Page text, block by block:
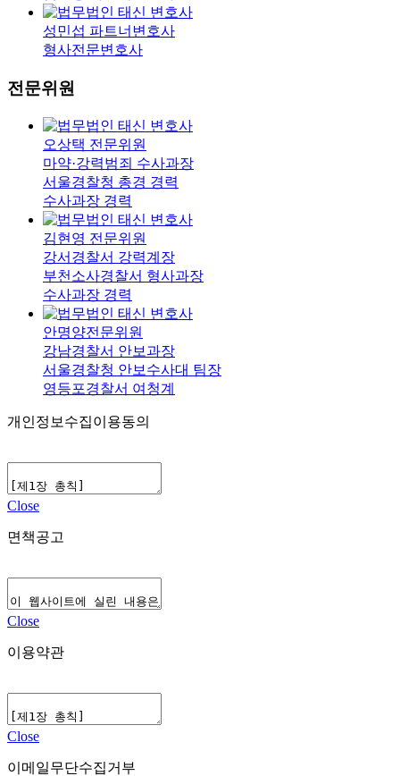
성민섭 파트너변호사
형사전문변호사
전문위원
오상택 전문위원
마약·강력범죄 수사과장
서울경찰청 총경 경력
수사과장 경력
김현영 전문위원
강서경찰서 강력계장
부천소사경찰서 형사과장
수사과장 경력
안명양전문위원
강남경찰서 안보과장
서울경찰청 안보수사대 팀장
영등포경찰서 여청계
개인정보수집이용동의
Close
면책공고
Close
이용약관
Close
이메일무단수집거부